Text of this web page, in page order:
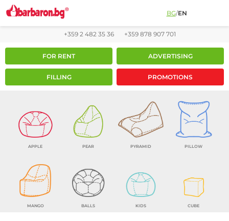
BG/EN
+359 2 482 35 36 +359 878 907 701
FOR RENT ADVERTISING
FILLING PROMOTIONS
APPLE PEAR PYRAMID PILLOW
MANGO BALLS KIDS CUBE